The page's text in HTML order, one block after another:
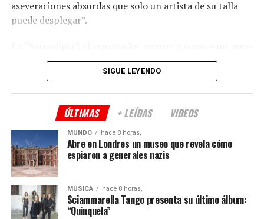
aseveraciones absurdas que solo un artista de su talla
puede desplegar”.
más sobre la historia de “Soy Rada” al mismo tiempo
que se divierte y emociona; disfruta de músicos en vivo
evidencia la madurez de un artista multifacético sin
límites. “Serendipia” atraviesa la vida deAgustín “Soy
Rada” Aristarány la de cada uno de los espectadores.
Acompañan a“Rada”en escenaCharly Palermo
y coros),Juanjo Gaspari
Vignati(batería).
Comparte esto:
SIGUE LEYENDO
ÚLTIMAS + LEÍDAS VIDEOS
MUNDO hace 8 horas,
Abre en Londres un museo que revela cómo
espiaron a generales nazis
MÚSICA hace 8 horas,
Sciammarella Tango presenta su último álbum:
“Quinquela”